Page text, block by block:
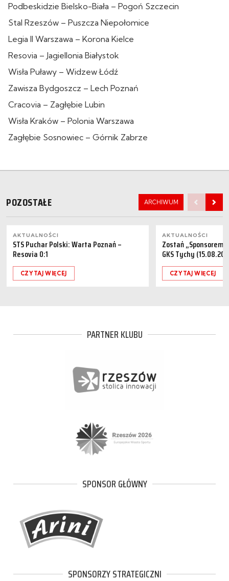
Podbeskidzie Bielsko-Biała – Pogoń Szczecin
Stal Rzeszów – Puszcza Niepołomice
Legia II Warszawa – Korona Kielce
Resovia – Jagiellonia Białystok
Wisła Puławy – Widzew Łódź
Zawisza Bydgoszcz – Lech Poznań
Cracovia – Zagłębie Lubin
Wisła Kraków – Polonia Warszawa
Zagłębie Sosnowiec – Górnik Zabrze
POZOSTAŁE ARCHIWUM
AKTUALNOŚCI
STS Puchar Polski: Warta Poznań –
Resovia 0:1
CZYTAJ WIĘCEJ
AKTUALNOŚCI
Zostań „Sponsorem
GKS Tychy
CZYTAJ WIĘCEJ
PARTNER KLUBU
SPONSOR GŁÓWNY
SPONSORZY STRATEGICZNI